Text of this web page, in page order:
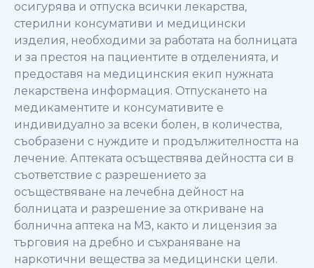
осигурява и отпуска всички лекарства,
стерилни консумативи и медицински
изделия, необходими за работата на болницата
и за престоя на пациентите в отделенията, и
предоставя на медицинския екип нужната
лекарствена информация. Отпускането на
медикаментите и консумативите е
индивидуално за всеки болен, в количества,
съобразени с нуждите и продължителността на
лечение. Аптеката осъществява дейността си в
съответствие с разрешението за
осъществяване на лечебна дейност на
болницата и разрешение за откриване на
болнична аптека на МЗ, както и лицензия за
търговия на дребно и съхраняване на
наркотични вещества за медицински цели.